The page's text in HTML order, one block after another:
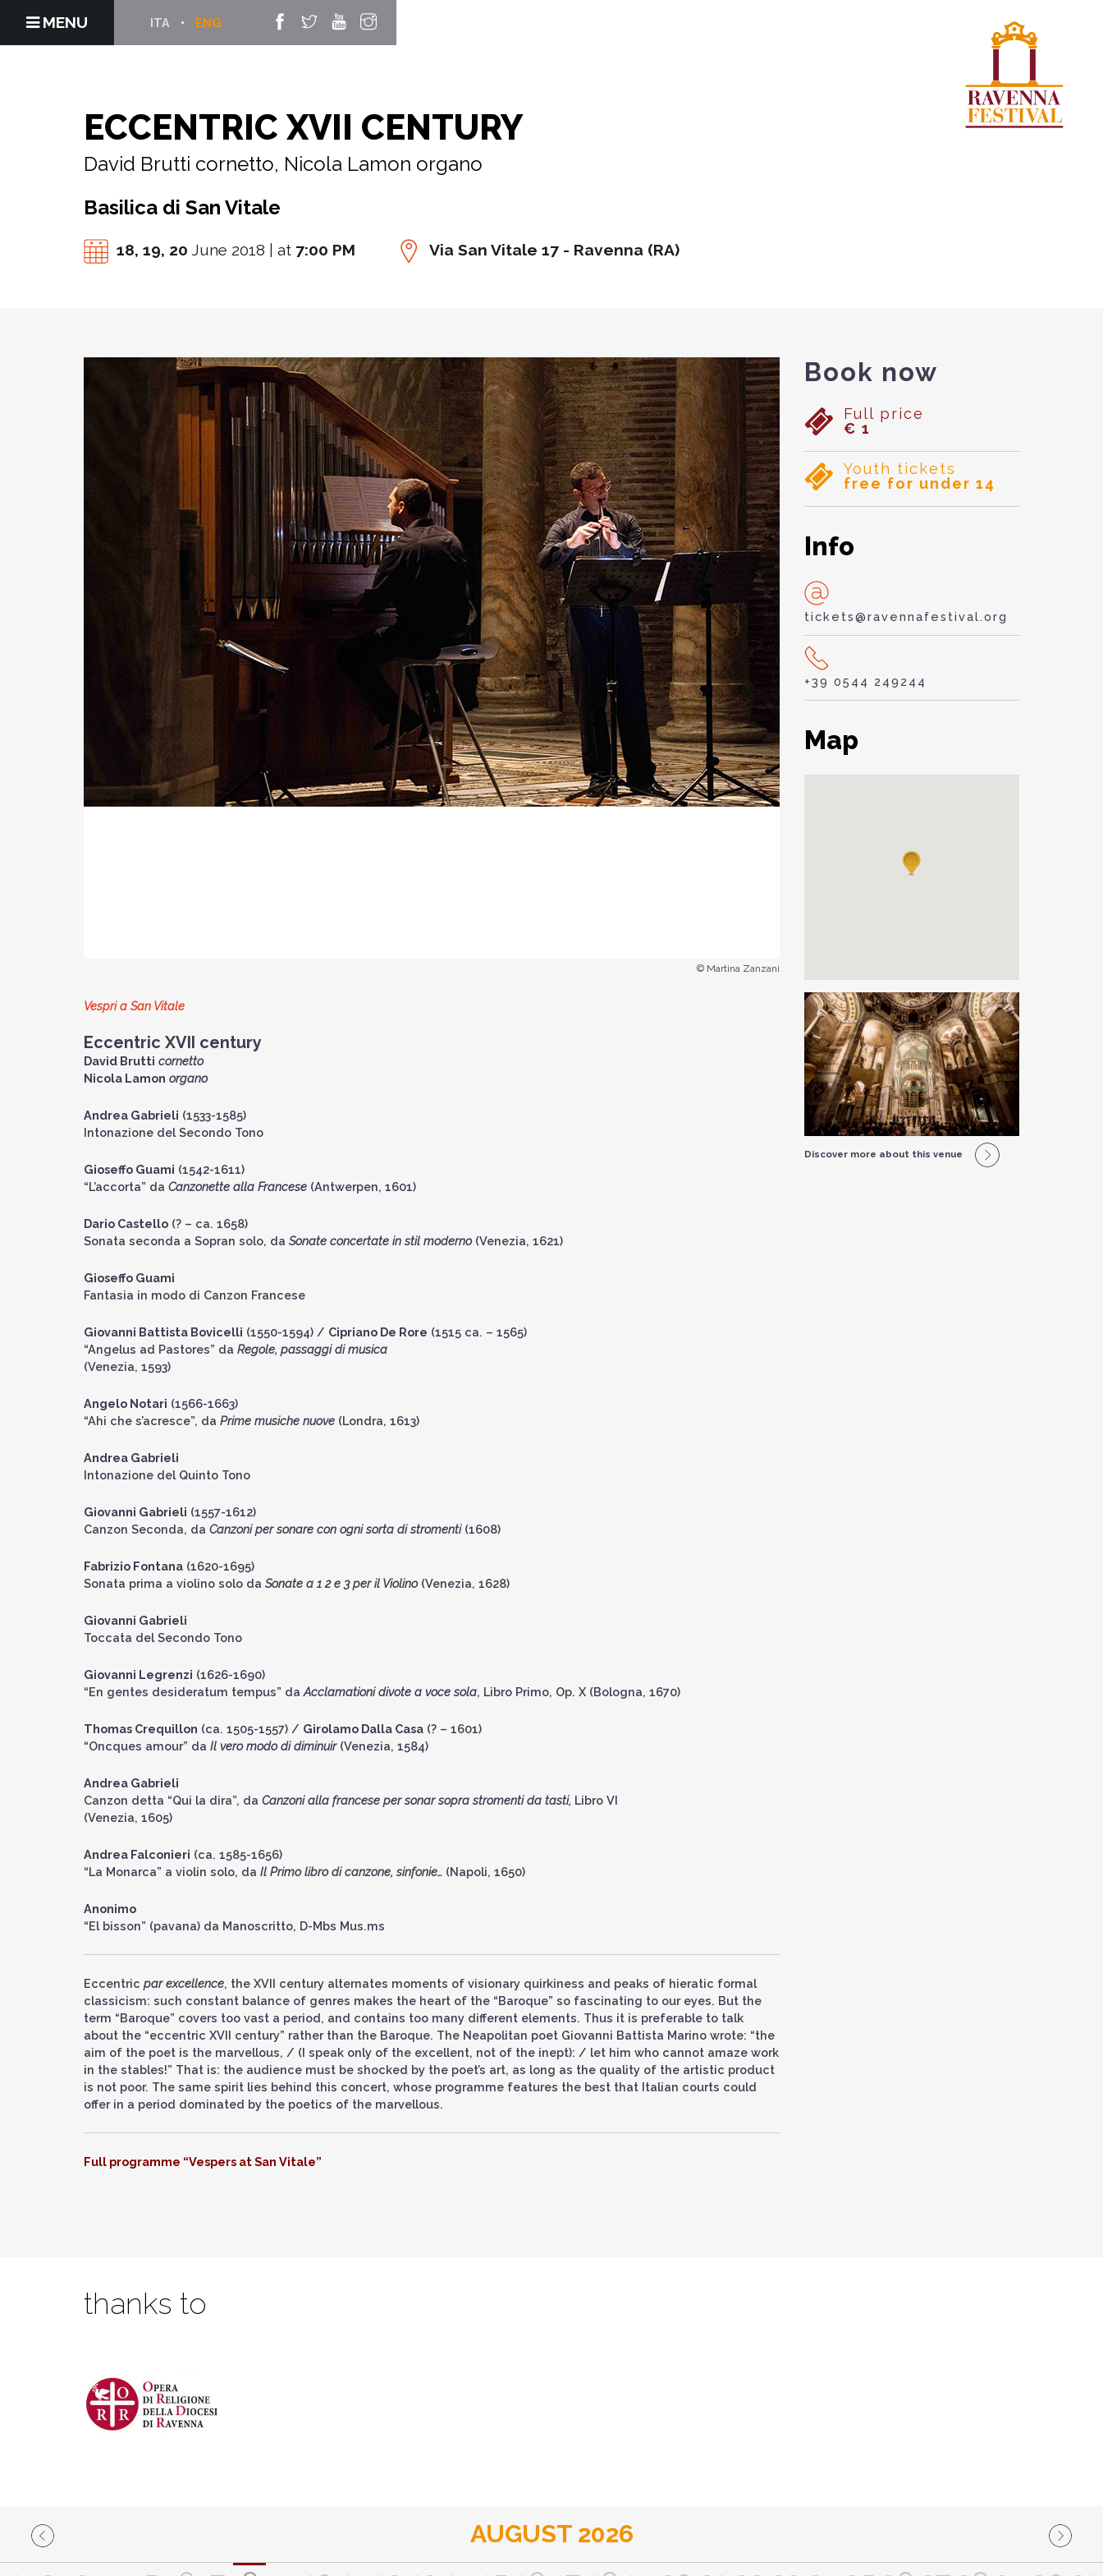
MENU ENG
ITA
ECCENTRIC XVII CENTURY
David Brutti cornetto, Nicola Lamon organo
Basilica di San Vitale
18, 19, 20 June 2018 | at 7:00 PM Via San Vitale 17 - Ravenna (RA)
© Martina Zanzani
Vespri a San Vitale
Eccentric XVII century
David Brutti cornetto
Nicola Lamon organo
Andrea Gabrieli (1533-1585)
Intonazione del Secondo Tono
Gioseffo Guami (1542-1611)
“L’accorta” da Canzonette alla Francese (Antwerpen, 1601)
Dario Castello (? – ca. 1658)
Sonata seconda a Sopran solo, da Sonate concertate in stil moderno(Venezia, 1621)
Gioseffo Guami
Fantasia in modo di Canzon Francese
Giovanni Battista Bovicelli (1550-1594) / Cipriano De Rore (1515 ca. – 1565)
“Angelus ad Pastores” da Regole, passaggi di musica
(Venezia, 1593)
Angelo Notari (1566-1663)
“Ahi che s’acresce”, da Prime musiche nuove (Londra, 1613)
Andrea Gabrieli
Intonazione del Quinto Tono
Giovanni Gabrieli (1557-1612)
Canzon Seconda, da Canzoni per sonare con ogni sorta di stromenti(1608)
Fabrizio Fontana (1620-1695)
Sonata prima a violino solo da Sonate a 1 2 e 3 per il Violino(Venezia, 1628)
Giovanni Gabrieli
Toccata del Secondo Tono
Giovanni Legrenzi (1626-1690)
“En gentes desideratum tempus” da Acclamationi divote a voce sola, Libro Primo, Op. X (Bologna, 1670)
Thomas Crequillon (ca. 1505-1557) / Girolamo Dalla Casa (? – 1601)
“Oncques amour” da Il vero modo di diminuir(Venezia, 1584)
Andrea Gabrieli
Canzon detta “Qui la dira”, da Canzoni alla francese per sonar sopra stromenti da tasti, Libro VI
(Venezia, 1605)
Andrea Falconieri (ca. 1585-1656)
“La Monarca” a violin solo, da Il Primo libro di canzone, sinfonie… (Napoli, 1650)
Anonimo
“El bisson” (pavana) da Manoscritto, D-Mbs Mus.ms
Eccentric par excellence, the XVII century alternates moments of visionary quirkiness and peaks of hieratic formal
classicism: such constant balance of genres makes the heart of the “Baroque” so fascinating to our eyes. But the
term “Baroque” covers too vast a period, and contains too many different elements. Thus it is preferable to talk
about the “eccentric XVII century” rather than the Baroque. The Neapolitan poet Giovanni Battista Marino wrote: “the
aim of the poet is the marvellous, / (I speak only of the excellent, not of the inept): / let him who cannot amaze work
in the stables!” That is: the audience must be shocked by the poet’s art, as long as the quality of the artistic product
is not poor. The same spirit lies behind this concert, whose programme features the best that Italian courts could
offer in a period dominated by the poetics of the marvellous.
Full programme “Vespers at San Vitale”
Book now
Full price
€ 1
Youth tickets
free for under 14
Info
tickets@ravennafestival.org
+39 0544 249244
Map
Discover more about this venue
thanks to
AUGUST 2026